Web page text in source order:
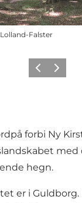
Falster
ForrigeNæste
forbi Ny
med
hegn.
er i Guldborg.